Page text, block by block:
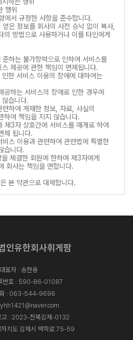
행위
에서 규정한 사항을 준수합니다.
은 정보를 회사의 사전 승낙 없이 복사,
방법으로 사용하거나 이를 타인에게
하는 불가항력으로 인하여 서비스를
제공에 관한 책임이 면제됩니다.
한 서비스 이용의 장애에 대하여는
하는 서비스의 장애로 인한 경우에
습니다.
하여 게재한 정보, 자료, 사실의
하여 책임을 지지 않습니다.
제3자 상호간에 서비스를 매개로 하여
제 됩니다.
스 이용과 관련하여 관련법에 특별한
습니다.
체결한 회원에 한하며 제3자에게
회사는 책임을 면합니다.
본 약관으로 대체합니다.
인유한회사휘게팜
대표자 : 송현용
번호 : 590-86-01087
: 063-544-9696
yhh1421@naver.com
고 : 2023-전북김제-0132
자치도 김제시 백학로 75-59